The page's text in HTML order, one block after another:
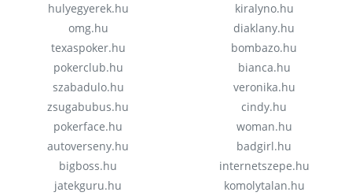
hulyegyerek.hu
omg.hu
texaspoker.hu
pokerclub.hu
szabadulo.hu
zsugabubus.hu
pokerface.hu
autoverseny.hu
bigboss.hu
jatekguru.hu
kiralyno.hu
diaklany.hu
bombazo.hu
bianca.hu
veronika.hu
cindy.hu
woman.hu
badgirl.hu
internetszepe.hu
komolytalan.hu